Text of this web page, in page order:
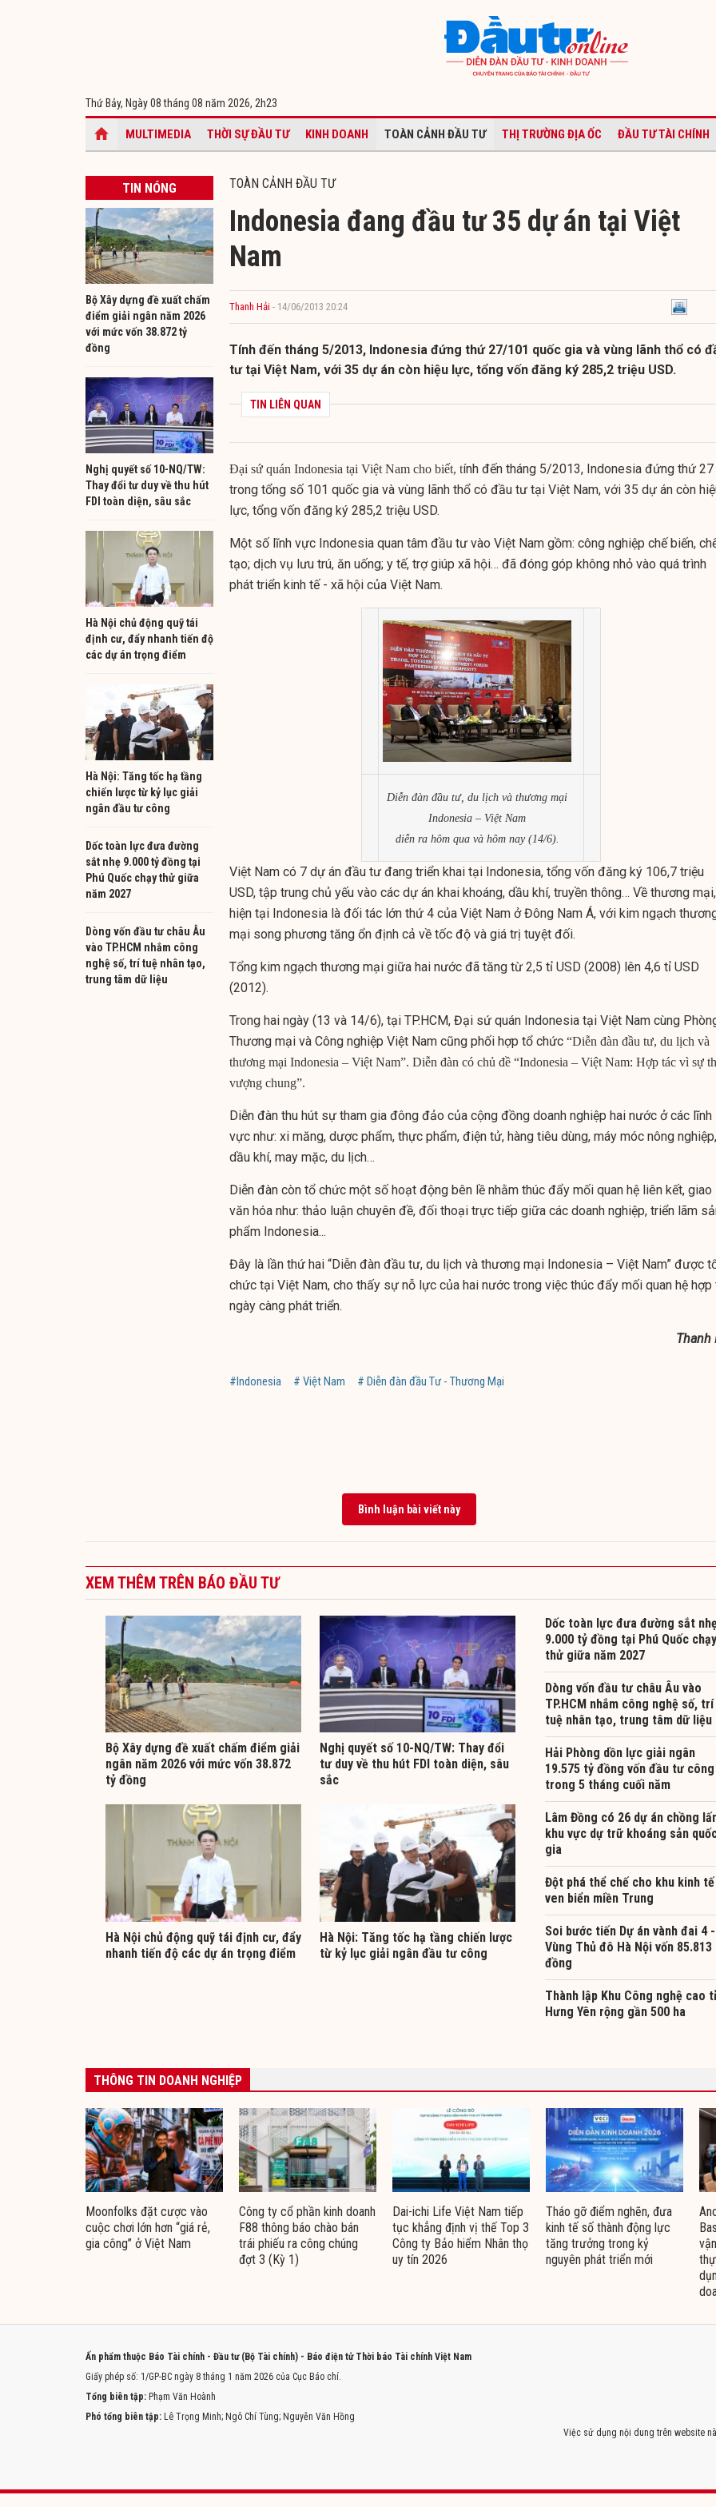
Thứ Bảy, Ngày 08 tháng 08 năm 2026, 2h23
MULTIMEDIA THỜI SỰ ĐẦU TƯ KINH DOANH TOÀN CẢNH ĐẦU TƯ THỊ TRƯỜNG ĐỊA ỐC ĐẦU TƯ TÀI CHÍNH
TIN NÓNG
Bộ Xây dựng đề xuất chấm
điểm giải ngân năm 2026
với mức vốn 38.872 tỷ
đồng
Nghị quyết số 10-NQ/TW:
Thay đổi tư duy về thu hút
FDI toàn diện, sâu sắc
Hà Nội chủ động quỹ tái
định cư, đẩy nhanh tiến độ
các dự án trọng điểm
Hà Nội: Tăng tốc hạ tầng
chiến lược từ kỷ lục giải
ngân đầu tư công
Dốc toàn lực đưa đường
sắt nhẹ 9.000 tỷ đồng tại
Phú Quốc chạy thử giữa
năm 2027
Dòng vốn đầu tư châu Âu
vào TP.HCM nhắm công
nghệ số, trí tuệ nhân tạo,
trung tâm dữ liệu
TOÀN CẢNH ĐẦU TƯ
Indonesia đang đầu tư 35 dự án tại Việt
Nam
Thanh Hải - 14/06/2013 20:24
Tính đến tháng 5/2013, Indonesia đứng thứ 27/101 quốc gia và vùng lãnh thổ có
tư tại Việt Nam, với 35 dự án còn hiệu lực, tổng vốn đăng ký 285,2 triệu USD.
TIN LIÊN QUAN
Đại sứ quán Indonesia tại Việt Nam cho biết, tính đến tháng 5/2013, Indonesia đứng thứ 27
trong tổng số 101 quốc gia và vùng lãnh thổ có đầu tư tại Việt Nam, với 35 dự án còn
lực, tổng vốn đăng ký 285,2 triệu USD.
Một số lĩnh vực Indonesia quan tâm đầu tư vào Việt Nam gồm: công nghiệp chế biến,
tạo; dịch vụ lưu trú, ăn uống; y tế, trợ giúp xã hội… đã đóng góp không nhỏ vào quá trình
phát triển kinh tế - xã hội của Việt Nam.
Diễn đàn đầu tư, du lịch và thương mại
Indonesia – Việt Nam
diễn ra hôm qua và hôm nay (14/6).
Việt Nam có 7 dự án đầu tư đang triển khai tại Indonesia, tổng vốn đăng ký 106,7 triệu
USD, tập trung chủ yếu vào các dự án khai khoáng, dầu khí, truyền thông… Về thương mại,
hiện tại Indonesia là đối tác lớn thứ 4 của Việt Nam ở Đông Nam Á, với kim ngạch
mại song phương tăng ổn định cả về tốc độ và giá trị tuyệt đối.
Tổng kim ngạch thương mại giữa hai nước đã tăng từ 2,5 tỉ USD (2008) lên 4,6 tỉ USD
(2012).
Trong hai ngày (13 và 14/6), tại TP.HCM, Đại sứ quán Indonesia tại Việt Nam cùng
Thương mại và Công nghiệp Việt Nam cũng phối hợp tổ chức “Diễn đàn đầu tư, du lịch và
thương mại Indonesia – Việt Nam”. Diễn đàn có chủ đề “Indonesia – Việt Nam: Hợp tác vì sự
vượng chung”.
Diễn đàn thu hút sự tham gia đông đảo của cộng đồng doanh nghiệp hai nước ở các lĩnh
vực như: xi măng, dược phẩm, thực phẩm, điện tử, hàng tiêu dùng, máy móc nông nghiệp,
dầu khí, may mặc, du lịch…
Diễn đàn còn tổ chức một số hoạt động bên lề nhằm thúc đẩy mối quan hệ liên kết, giao
văn hóa như: thảo luận chuyên đề, đối thoại trực tiếp giữa các doanh nghiệp, triển lãm
phẩm Indonesia...
Đây là lần thứ hai “Diễn đàn đầu tư, du lịch và thương mại Indonesia – Việt Nam” được
chức tại Việt Nam, cho thấy sự nỗ lực của hai nước trong việc thúc đẩy mối quan hệ hợp
ngày càng phát triển.
Thanh
#Indonesia # Việt Nam # Diễn đàn đầu Tư - Thương Mại
Bình luận bài viết này
XEM THÊM TRÊN BÁO ĐẦU TƯ
Bộ Xây dựng đề xuất chấm điểm giải
ngân năm 2026 với mức vốn 38.872
tỷ đồng
Nghị quyết số 10-NQ/TW: Thay đổi
tư duy về thu hút FDI toàn diện, sâu
sắc
Hà Nội chủ động quỹ tái định cư, đẩy
nhanh tiến độ các dự án trọng điểm
Hà Nội: Tăng tốc hạ tầng chiến lược
từ kỷ lục giải ngân đầu tư công
Dốc toàn lực đưa đường sắt
9.000 tỷ đồng tại Phú Quốc chạy
thử giữa năm 2027
Dòng vốn đầu tư châu Âu vào
TP.HCM nhắm công nghệ số, trí
tuệ nhân tạo, trung tâm dữ liệu
Hải Phòng dồn lực giải ngân
19.575 tỷ đồng vốn đầu tư công
trong 5 tháng cuối năm
Lâm Đồng có 26 dự án chồng
khu vực dự trữ khoáng sản
gia
Đột phá thể chế cho khu kinh tế
ven biển miền Trung
Soi bước tiến Dự án vành đai 4 -
Vùng Thủ đô Hà Nội vốn 85.813
đồng
Thành lập Khu Công nghệ cao
Hưng Yên rộng gần 500 ha
THÔNG TIN DOANH NGHIỆP
Moonfolks đặt cược vào
cuộc chơi lớn hơn “giá rẻ,
gia công” ở Việt Nam
Công ty cổ phần kinh doanh
F88 thông báo chào bán
trái phiếu ra công chúng
đợt 3 (Kỳ 1)
Dai-ichi Life Việt Nam tiếp
tục khẳng định vị thế Top 3
Công ty Bảo hiểm Nhân thọ
uy tín 2026
Tháo gỡ điểm nghẽn, đưa
kinh tế số thành động lực
tăng trưởng trong kỷ
nguyên phát triển mới
Ấn phẩm thuộc Báo Tài chính - Đầu tư (Bộ Tài chính) - Báo điện tử Thời báo Tài chính Việt Nam
Giấy phép số: 1/GP-BC ngày 8 tháng 1 năm 2026 của Cục Báo chí.
Tổng biên tập: Phạm Văn Hoành
Phó tổng biên tập: Lê Trọng Minh; Ngô Chí Tùng; Nguyễn Văn Hồng
Việc sử dụng nội dung trên website